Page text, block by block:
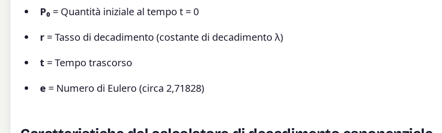
P₀ = Quantità iniziale al tempo t = 0
r = Tasso di decadimento (costante di decadimento λ)
t = Tempo trascorso
e = Numero di Eulero (circa 2,71828)